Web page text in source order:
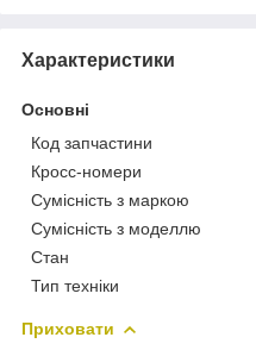
Характеристики
Основні
Код запчастини
Кросс-номери
Сумісність з маркою
Сумісність з моделлю
Стан
Тип техніки
Приховати